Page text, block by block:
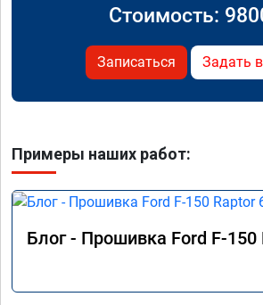
Стоимость:
Записаться Задать
Примеры наших работ:
Блог - Прошивка Ford F-150